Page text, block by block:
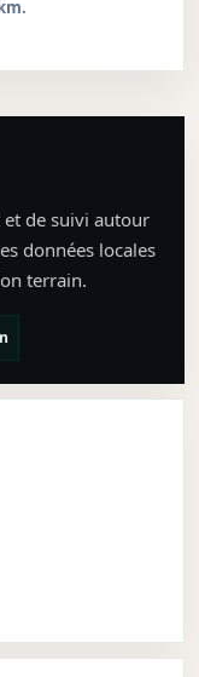
de suivi autour
données locales
terrain.